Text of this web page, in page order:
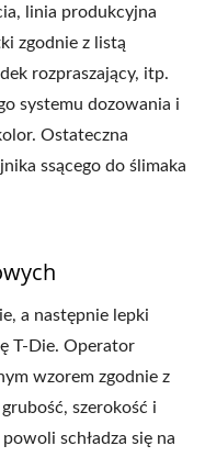
linia produkcyjna
zgodnie z listą
rozpraszający, itp.
systemu dozowania i
Ostateczna
ssącego do ślimaka
a następnie lepki
T-Die. Operator
wzorem zgodnie z
szerokość i
schładza się na